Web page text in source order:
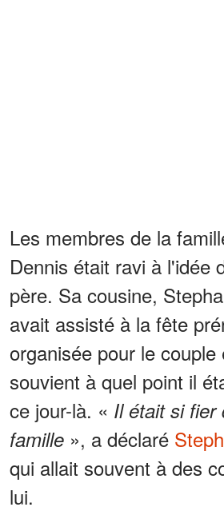
Les membres de la
Dennis était ravi à l'idée
père. Sa cousine,
avait assisté à la fête
organisée pour le couple
souvient à quel point il
ce jour-là. « Il était si fier
famille », a déclaré
qui allait souvent à des
lui.